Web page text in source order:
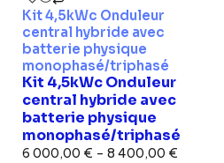
Kit 4,5kWc Onduleur
central hybride avec
batterie physique
monophasé/triphasé
Kit 4,5kWc Onduleur
central hybride avec
batterie physique
monophasé/triphasé
6 000,00 € – 8 400,00 €